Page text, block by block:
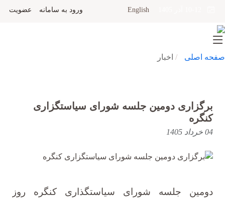
English ورود به سامانه عضویت
صفحه اصلی اخبار
برگزاری دومین جلسه شورای سیاستگزاری
کنگره
04 خرداد 1405
دومین جلسه شورای سیاستگذاری کنگره روز